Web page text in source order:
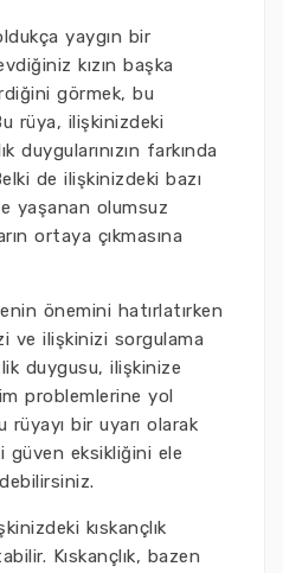
yaygın bir
kızın başka
görmek, bu
rüya, ilişkinizdeki
duygularınızın farkında
de ilişkinizdeki bazı
yaşanan olumsuz
ortaya çıkmasına
önemini hatırlatırken
ve ilişkinizi sorgulama
duygusu, ilişkinize
problemlerine yol
bir uyarı olarak
güven eksikliğini ele
kıskançlık
Kıskançlık, bazen